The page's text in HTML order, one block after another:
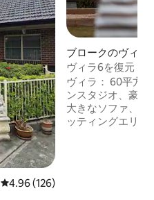
レビュー126件、5つ星中4.96つ
4.96 (126)
ブロークのヴィラ
ヴィラ6を復元
ヴィラ： 60平方
ンスタジオ、豪華
大きなソファ、ダ
ッティングエリア